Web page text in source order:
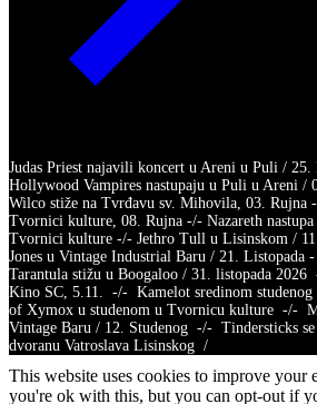
Judas Priest najavili koncert u Areni u Puli /
Hollywood Vampires nastupaju u Puli u Areni /
Wilco stiže na Tvrđavu sv. Mihovila, 03. Rujna
Tvornici kulture, 08. Rujna -/- Nazareth nastupa
Tvornici kulture -/- Jethro Tull u Lisinskom /
Jones u Vintage Industrial Baru / 21.
Tarantula stižu u Boogaloo / 31. listopada
Kino SC, 5.11. -/- Kamelot sredinom
of Xymox u studenom u Tvornicu kulture -/-
Vintage Baru / 12. Studenog -/- Tindersticks
dvoranu Vatroslava Lisinskog /
This website uses cookies to improve your
you're ok with this, but you can opt-out if